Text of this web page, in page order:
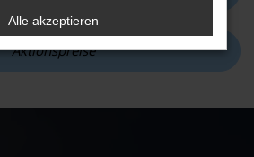
Aktionspreise
Alle akzeptieren